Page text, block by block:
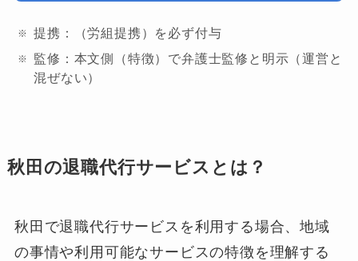
8位
退職代行弁護士ビーノ
提携：（労組提携）を必ず付与
監修：本文側（特徴）で弁護士監修と明示（運営と
混ぜない）
秋田の退職代行サービスとは？
秋田で退職代行サービスを利用する場合、地域
の事情や利用可能なサービスの特徴を理解する